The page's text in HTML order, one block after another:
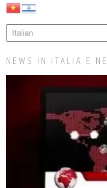
NEWS IN ITALIA E